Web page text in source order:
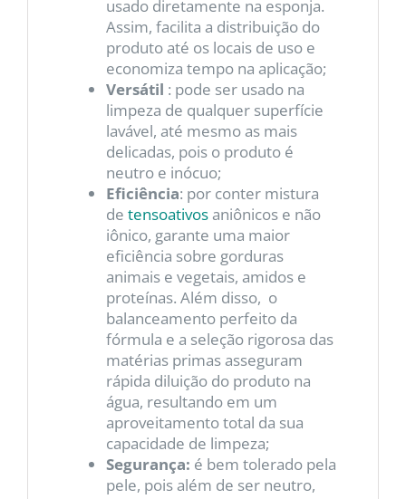
usado diretamente na esponja.
Assim, facilita a distribuição do
produto até os locais de uso e
economiza tempo na aplicação;
Versátil : pode ser usado na
limpeza de qualquer superfície
lavável, até mesmo as mais
delicadas, pois o produto é
neutro e inócuo;
Eficiência: por conter mistura
de tensoativosaniônicos e não
iônico, garante uma maior
eficiência sobre gorduras
animais e vegetais, amidos e
proteínas. Além disso, o
balanceamento perfeito da
fórmula e a seleção rigorosa das
matérias primas asseguram
rápida diluição do produto na
água, resultando em um
aproveitamento total da sua
capacidade de limpeza;
Segurança: é bem tolerado pela
pele, pois além de ser neutro,